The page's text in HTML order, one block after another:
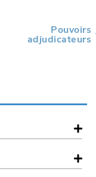
Pouvoirs
adjudicateurs
(current)